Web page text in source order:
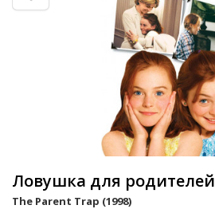
Ловушка для родителей
The Parent Trap (1998)